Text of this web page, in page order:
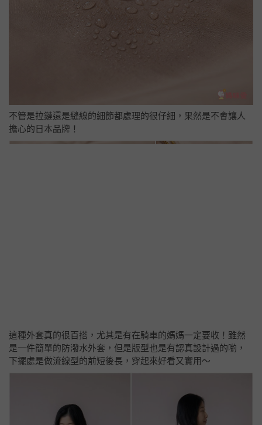
不管是拉鏈還是縫線的細節都處理的很仔細，果然是不會讓人
擔心的日本品牌！
這種外套真的很百搭，尤其是有在騎車的媽媽一定要收！雖然
是一件簡單的防潑水外套，但是版型也是有認真設計過的喲，
下擺處是做流線型的前短後長，穿起來好看又實用～